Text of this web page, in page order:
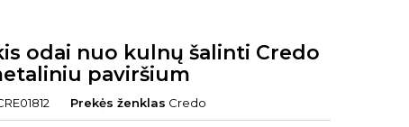
odai nuo kulnų šalinti Credo
paviršium
Prekės ženklas Credo